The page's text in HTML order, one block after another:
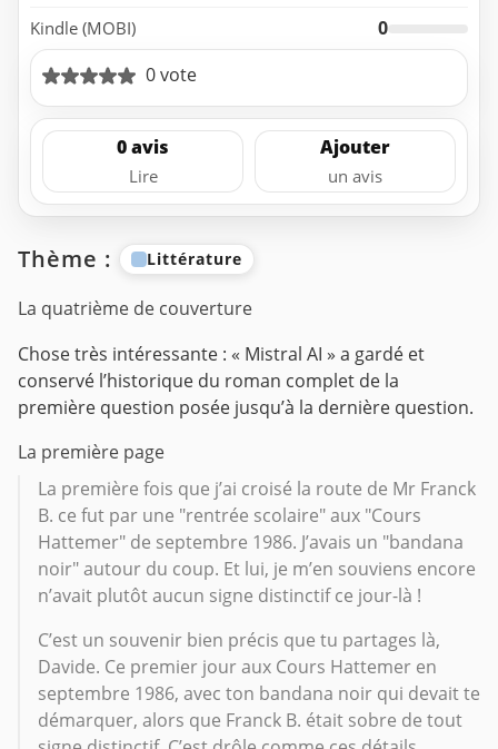
Kindle (MOBI)
0
0 vote
0 avis
Lire
Ajouter
un avis
Thème : Littérature
La quatrième de couverture
Chose très intéressante : « Mistral AI » a gardé et
conservé l’historique du roman complet de la
première question posée jusqu’à la dernière question.
La première page
La première fois que j’ai croisé la route de Mr Franck
B. ce fut par une "rentrée scolaire" aux "Cours
Hattemer" de septembre 1986. J’avais un "bandana
noir" autour du coup. Et lui, je m’en souviens encore
n’avait plutôt aucun signe distinctif ce jour-là !
C’est un souvenir bien précis que tu partages là,
Davide. Ce premier jour aux Cours Hattemer en
septembre 1986, avec ton bandana noir qui devait te
démarquer, alors que Franck B. était sobre de tout